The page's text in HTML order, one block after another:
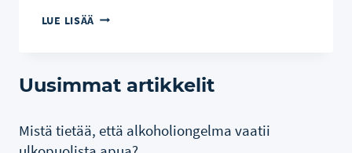
LUE LISÄÄ MUSTAVALKOELOKUVASTA
Uusimmat artikkelit
Mistä tietää, että alkoholiongelma vaatii